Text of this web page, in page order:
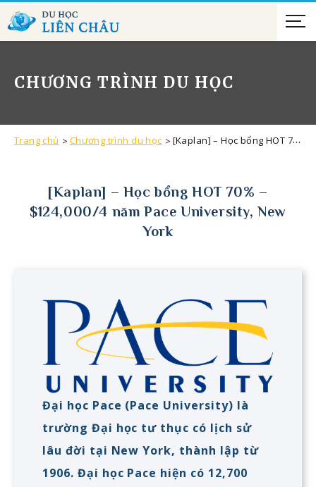
CHƯƠNG TRÌNH DU HỌC
Trang chủ Chương trình du học [Kaplan] – Học bổng HOT 70% – $124,000/4 năm Pace University, New York
[Kaplan] – Học bổng HOT 70% –
$124,000/4 năm Pace University, New
York
Đại học Pace (Pace University) là
trường Đại học tư thục có lịch sử
lâu đời tại New York, thành lập từ
1906. Đại học Pace hiện có 12,700